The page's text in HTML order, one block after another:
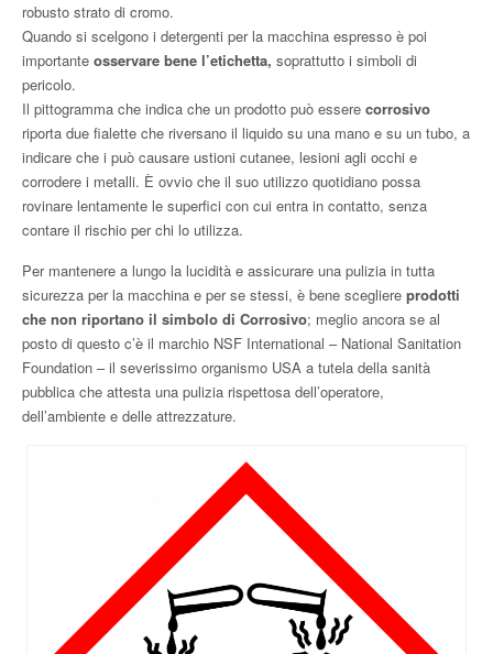
robusto strato di cromo.
Quando si scelgono i detergenti per la macchina espresso è poi
importante osservare bene l’etichetta, soprattutto i simboli di
pericolo.
Il pittogramma che indica che un prodotto può essere corrosivo
riporta due fialette che riversano il liquido su una mano e su un tubo, a
indicare che i può causare ustioni cutanee, lesioni agli occhi e
corrodere i metalli. È ovvio che il suo utilizzo quotidiano possa
rovinare lentamente le superfici con cui entra in contatto, senza
contare il rischio per chi lo utilizza.
Per mantenere a lungo la lucidità e assicurare una pulizia in tutta
sicurezza per la macchina e per se stessi, è bene scegliere prodotti
che non riportano il simbolo di Corrosivo; meglio ancora se al
posto di questo c’è il marchio NSF International – National Sanitation
Foundation – il severissimo organismo USA a tutela della sanità
pubblica che attesta una pulizia rispettosa dell’operatore,
dell’ambiente e delle attrezzature.